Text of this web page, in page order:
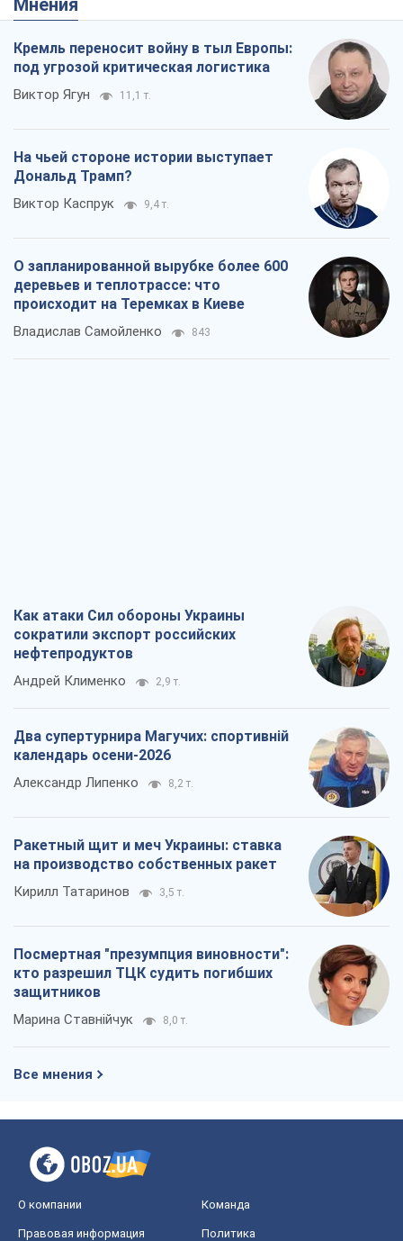
Кремль переносит войну в тыл Европы:
под угрозой критическая логистика
Виктор Ягун 11,1 т.
На чьей стороне истории выступает
Дональд Трамп?
Виктор Каспрук 9,4 т.
О запланированной вырубке более 600
деревьев и теплотрассе: что
происходит на Теремках в Киеве
Владислав Самойленко 843
Как атаки Сил обороны Украины
сократили экспорт российских
нефтепродуктов
Андрей Клименко 2,9 т.
Два супертурнира Магучих: спортивній
календарь осени-2026
Александр Липенко 8,2 т.
Ракетный щит и меч Украины: ставка
на производство собственных ракет
Кирилл Татаринов 3,5 т.
Посмертная "презумпция виновности":
кто разрешил ТЦК судить погибших
защитников
Марина Ставнійчук 8,0 т.
Все мнения
О компании Команда
Правовая информация
Политика